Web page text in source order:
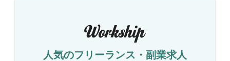
人気のフリーランス・副業求人